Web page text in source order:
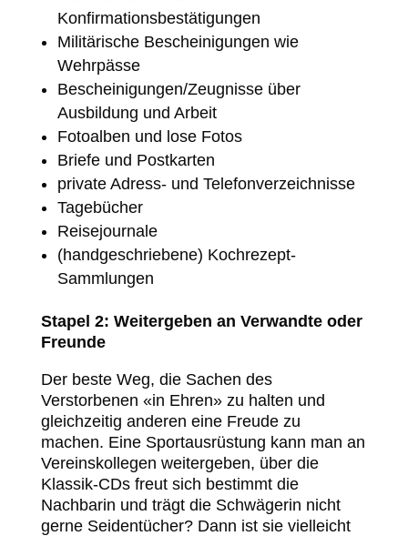
Konfirmationsbestätigungen
Militärische Bescheinigungen wie
Wehrpässe
Bescheinigungen/Zeugnisse über
Ausbildung und Arbeit
Fotoalben und lose Fotos
Briefe und Postkarten
private Adress- und Telefonverzeichnisse
Tagebücher
Reisejournale
(handgeschriebene) Kochrezept-
Sammlungen
Stapel 2: Weitergeben an Verwandte oder
Freunde
Der beste Weg, die Sachen des
Verstorbenen «in Ehren» zu halten und
gleichzeitig anderen eine Freude zu
machen. Eine Sportausrüstung kann man an
Vereinskollegen weitergeben, über die
Klassik-CDs freut sich bestimmt die
Nachbarin und trägt die Schwägerin nicht
gerne Seidentücher? Dann ist sie vielleicht